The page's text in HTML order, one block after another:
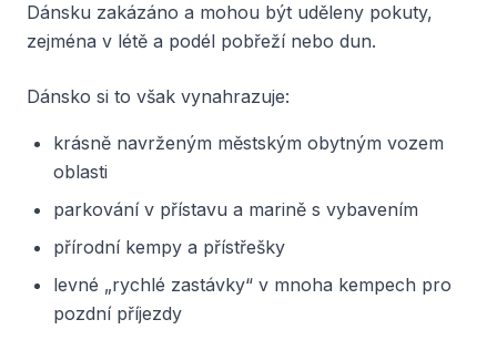
Dánsku zakázáno a mohou být uděleny pokuty,
zejména v létě a podél pobřeží nebo dun.
Dánsko si to však vynahrazuje:
krásně navrženým městským obytným vozem
oblasti
parkování v přístavu a marině s vybavením
přírodní kempy a přístřešky
levné „rychlé zastávky“ v mnoha kempech pro
pozdní příjezdy